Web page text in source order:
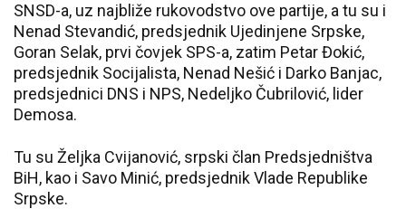
SNSD-a, uz najbliže rukovodstvo ove partije, a tu su i
Nenad Stevandić, predsjednik Ujedinjene Srpske,
Goran Selak, prvi čovjek SPS-a, zatim Petar Đokić,
predsjednik Socijalista, Nenad Nešić i Darko Banjac,
predsjednici DNS i NPS, Nedeljko Čubrilović, lider
Demosa.
Tu su Željka Cvijanović, srpski član Predsjedništva
BiH, kao i Savo Minić, predsjednik Vlade Republike
Srpske.